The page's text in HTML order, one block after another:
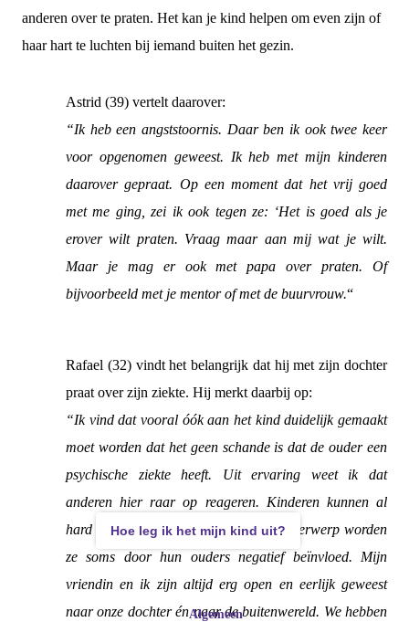
Hoe leg ik het mijn kind uit?
Algemeen
anderen over te praten. Het kan je kind helpen om even zijn of
haar hart te luchten bij iemand buiten het gezin.
Astrid (39) vertelt daarover:
“Ik heb een angststoornis. Daar ben ik ook twee keer
voor opgenomen geweest. Ik heb met mijn kinderen
daarover gepraat. Op een moment dat het vrij goed
met me ging, zei ik ook tegen ze: ‘Het is goed als je
erover wilt praten. Vraag maar aan mij wat je wilt.
Maar je mag er ook met papa over praten. Of
bijvoorbeeld met je mentor of met de buurvrouw.“
Rafael (32) vindt het belangrijk dat hij met zijn dochter
praat over zijn ziekte. Hij merkt daarbij op:
“Ik vind dat vooral óók aan het kind duidelijk gemaakt
moet worden dat het geen schande is dat de ouder een
psychische ziekte heeft. Uit ervaring weet ik dat
anderen hier raar op reageren. Kinderen kunnen al
hard zijn tegen elkaar, maar op dit onderwerp worden
ze soms door hun ouders negatief beïnvloed. Mijn
vriendin en ik zijn altijd erg open en eerlijk geweest
naar onze dochter én naar de buitenwereld. We hebben